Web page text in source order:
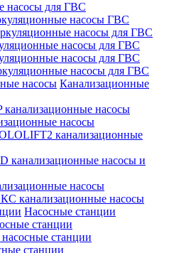
насосы для ГВС
насосы ГВС
насосы для ГВС
насосы для ГВС
насосы для ГВС
насосы для ГВС
Канализационные
канализационные насосы
насосы
канализационные
канализационные насосы и
насосы
канализационные насосы
Насосные станции
станции
станции
станции